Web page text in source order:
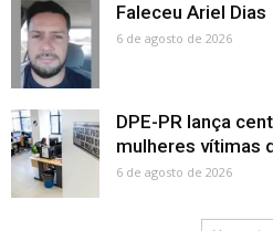
Faleceu Ariel Dias
6 de agosto de 2026
DPE-PR lança
mulheres vítimas
6 de agosto de 2026